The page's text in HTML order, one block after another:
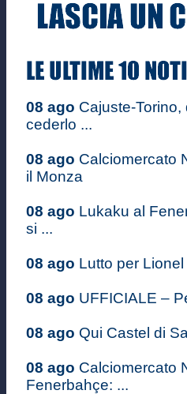
08 ago Cajuste-
cederlo ...
08 ago Calciomercato
il Monza
08 ago Lukaku al
si ...
08 ago Lutto per
08 ago UFFICIALE –
08 ago Qui Castel di
08 ago Calciomercato
Fenerbahçe: ...